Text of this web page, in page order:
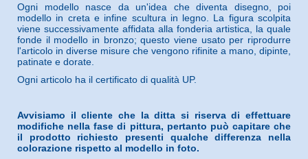
Ogni modello nasce da un'idea che diventa disegno, poi
modello in creta e infine scultura in legno. La figura scolpita
viene successivamente affidata alla fonderia artistica, la quale
fonde il modello in bronzo; questo viene usato per riprodurre
l'articolo in diverse misure che vengono rifinite a mano, dipinte,
patinate e dorate.
Ogni articolo ha il certificato di qualità UP.
Avvisiamo il cliente che la ditta si riserva di effettuare
modifiche nella fase di pittura, pertanto può capitare che
il prodotto richiesto presenti qualche differenza nella
colorazione rispetto al modello in foto.